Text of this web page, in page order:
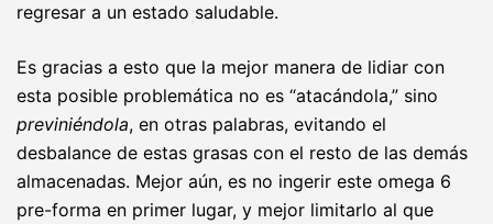
regresar a un estado saludable.
Es gracias a esto que la mejor manera de lidiar con
esta posible problemática no es “atacándola,” sino
previniéndola, en otras palabras, evitando el
desbalance de estas grasas con el resto de las demás
almacenadas. Mejor aún, es no ingerir este omega 6
pre-forma en primer lugar, y mejor limitarlo al que